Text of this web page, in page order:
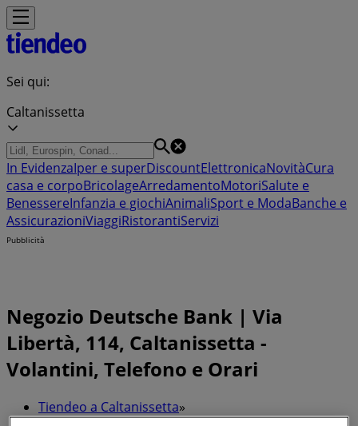
Sei qui:
Caltanissetta
In EvidenzaIper e superDiscountElettronicaNovitàCura
casa e corpoBricolageArredamentoMotoriSalute e
BenessereInfanzia e giochiAnimaliSport e ModaBanche e
AssicurazioniViaggiRistorantiServizi
Pubblicità
Negozio Deutsche Bank | Via
Libertà, 114, Caltanissetta -
Volantini, Telefono e Orari
Tiendeo a Caltanissetta»